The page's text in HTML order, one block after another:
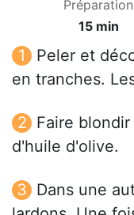
Préparation
15 min
Peler et
en tranches.
Faire
d'huile d'olive.
Dans une